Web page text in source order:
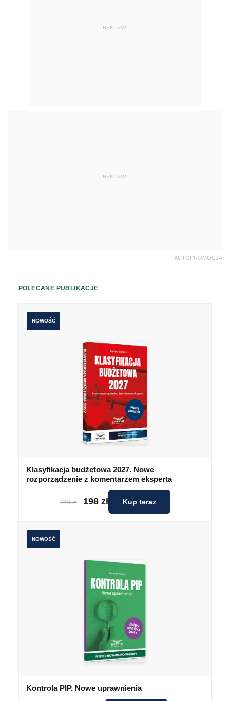
REKLAMA
REKLAMA
AUTOPROMOCJA
POLECANE PUBLIKACJE
NOWOŚĆ
Klasyfikacja budżetowa 2027. Nowe
rozporządzenie z komentarzem eksperta
249 zł 198 zł Kup teraz
NOWOŚĆ
Kontrola PIP. Nowe uprawnienia